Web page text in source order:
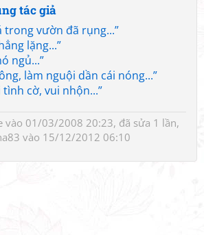
tác giả
trong vườn đã rụng...”
lặng...”
ngủ...”
làm nguội dần cái nóng...”
cờ, vui nhộn...”
vào 01/03/2008 20:23, đã sửa 1 lần,
vào 15/12/2012 06:10